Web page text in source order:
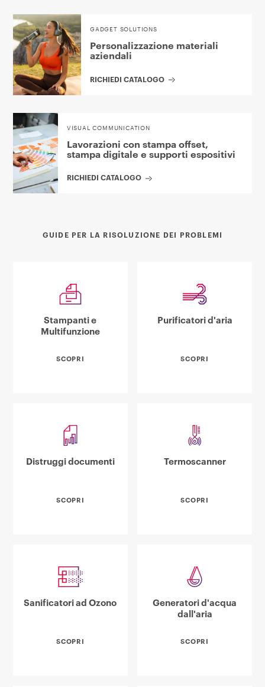
GADGET SOLUTIONS
Personalizzazione materiali
aziendali
RICHIEDI CATALOGO
VISUAL COMMUNICATION
Lavorazioni con stampa offset,
stampa digitale e supporti espositivi
RICHIEDI CATALOGO
GUIDE PER LA RISOLUZIONE DEI PROBLEMI
Stampanti e
Multifunzione
SCOPRI
Purificatori d'aria
SCOPRI
Distruggi documenti
SCOPRI
Termoscanner
SCOPRI
Sanificatori ad Ozono
SCOPRI
Generatori d'acqua
dall'aria
SCOPRI